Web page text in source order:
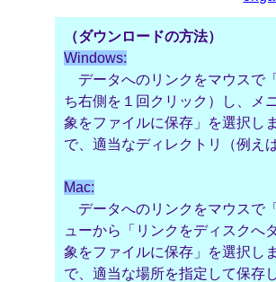
（ダウンロードの方法）
Windows:
データへのリンクをマウスで
ち右側を１回クリック）し、メ
象をファイルに保存」を選択し
で、適当なディレクトリ（例え
Mac:
データへのリンクをマウスで
ューから「リンクをディスクへ
象をファイルに保存」を選択し
で、適当な場所を指定して保存